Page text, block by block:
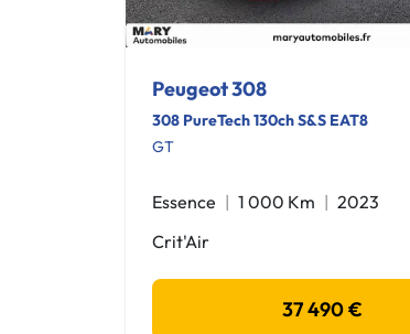
Peugeot 308
308 PureTech 130ch S&S EAT8
GT
Essence 1 000 Km
2023
Crit'Air
37 490 €